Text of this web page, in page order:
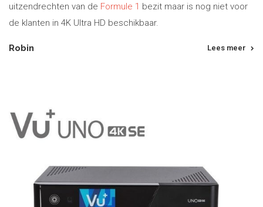
uitzendrechten van de Formule 1 bezit maar is nog niet voor
de klanten in 4K Ultra HD beschikbaar.
Robin Lees meer